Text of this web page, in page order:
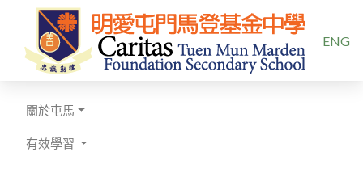
ENG
關於屯馬
有效學習